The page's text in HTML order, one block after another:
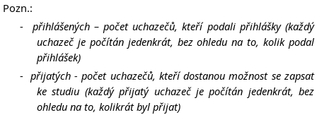
Pozn.:
-
přihlášených – počet uchazečů, kteří podali přihlášky (každý
uchazeč je počítán jedenkrát, bez ohledu na to, kolik podal
přihlášek)
- přijatých - počet uchazečů, kteří dostanou možnost se zapsat
ke studiu (každý přijatý uchazeč je počítán jedenkrát, bez
ohledu na to, kolikrát byl přijat)